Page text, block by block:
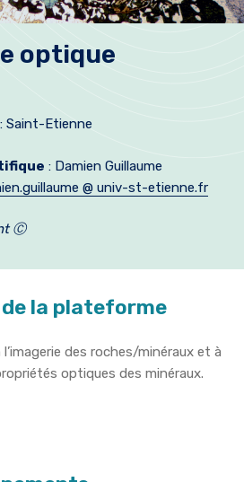
optique
: Saint-Etienne
: Damien Guillaume
@ univ-st-etienne.fr
Ⓒ
la plateforme
des roches/minéraux et à
optiques des minéraux.